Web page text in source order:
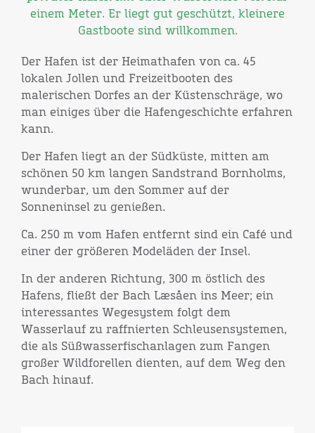
einem Meter. Er liegt gut geschützt, kleinere
Gastboote sind willkommen.
Der Hafen ist der Heimathafen von ca. 45
lokalen Jollen und Freizeitbooten des
malerischen Dorfes an der Küstenschräge, wo
man einiges über die Hafengeschichte erfahren
kann.
Der Hafen liegt an der Südküste, mitten am
schönen 50 km langen Sandstrand Bornholms,
wunderbar, um den Sommer auf der
Sonneninsel zu genießen.
Ca. 250 m vom Hafen entfernt sind ein Café und
einer der größeren Modeläden der Insel.
In der anderen Richtung, 300 m östlich des
Hafens, fließt der Bach Læsåen ins Meer; ein
interessantes Wegesystem folgt dem
Wasserlauf zu raffnierten Schleusensystemen,
die als Süßwasserfischanlagen zum Fangen
großer Wildforellen dienten, auf dem Weg den
Bach hinauf.